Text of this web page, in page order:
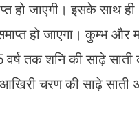
हो जाएगी। इसके साथ
हो जाएगा। कुम्भ
वर्ष तक शनि की साढ़े
आखिरी चरण की साढ़े साती